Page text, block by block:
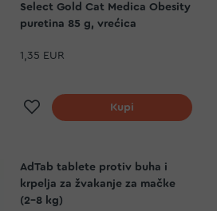
Select Gold Cat Medica Obesity
puretina 85 g, vrećica
1,35 EUR
Dodaj na listu želja
Kupi
AdTab tablete protiv buha i
krpelja za žvakanje za mačke
(2-8 kg)